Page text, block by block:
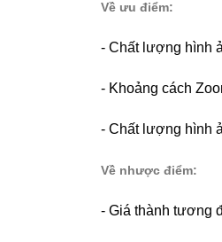
Về ưu điểm:
- Chất lượng hình
- Khoảng cách
- Chất lượng hình
Về nhược điểm:
- Giá thành tương